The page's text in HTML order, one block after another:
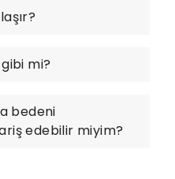
mi?
bedeni
edebilir miyim?